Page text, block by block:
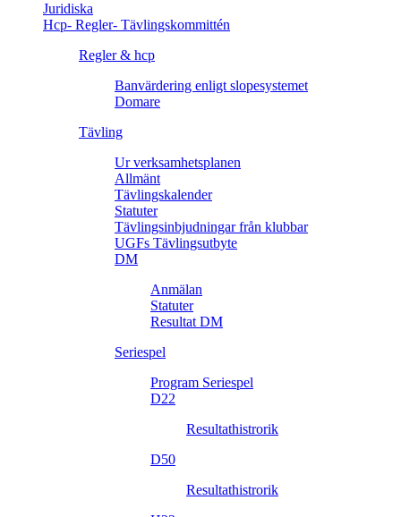
Juridiska
Hcp- Regler- Tävlingskommittén
Regler & hcp
Banvärdering enligt slopesystemet
Domare
Tävling
Ur verksamhetsplanen
Allmänt
Tävlingskalender
Statuter
Tävlingsinbjudningar från klubbar
UGFs Tävlingsutbyte
DM
Anmälan
Statuter
Resultat DM
Seriespel
Program Seriespel
D22
Resultathistrorik
D50
Resultathistrorik